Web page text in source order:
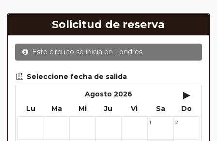
suplemento de media pensión (incluirá un número de
almuerzos o cenas señalado en su itinerario).
En muchos itinerarios le incluimos algunas cenas. En
circuitos clásicos Europeos normalmente las entradas
mientras que en viajes regionales y otros viajes
incluimos muchas de las entradas. En todos los
circuitos incluimos visitas con guías locales en las
principales ciudades, en muchos incluimos diferentes
actividades y otros medios de transporte (funiculares,
Solicitud de reserva
Este circuito se inicia en Londres
Seleccione fecha de salida
Agosto 2026
▸
Lu Ma Mi Ju Vi Sa Do
1 2